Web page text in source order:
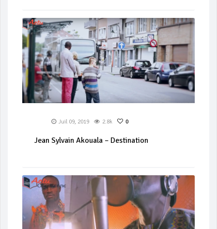
Juil 09, 2019 2.8k 0
Jean Sylvain Akouala – Destination